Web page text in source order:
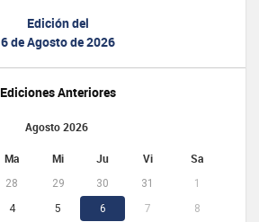
Edición del
6 de Agosto de 2026
Ediciones Anteriores
Agosto 2026
Ma Mi Ju Vi Sa
28 29 30 31
1
4 5 6 7
8